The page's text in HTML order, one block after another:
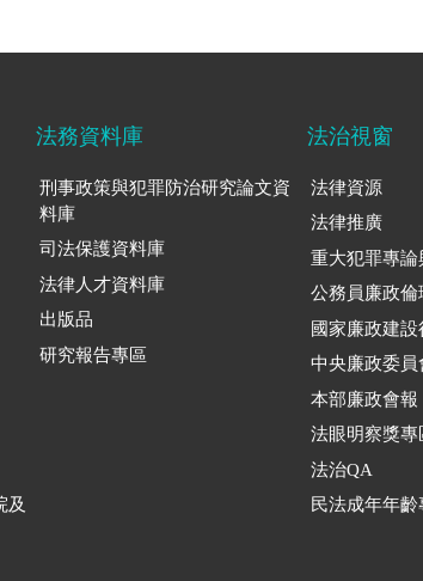
及
法務資料庫
刑事政策與犯罪防治研究論文資
料庫
司法保護資料庫
法律人才資料庫
出版品
研究報告專區
法治視窗
法律資源
法律推廣
重大犯罪專論
公務員廉政倫
國家廉政建
中央廉政委員
本部廉政會報
法眼明察獎專
法治QA
民法成年年齡